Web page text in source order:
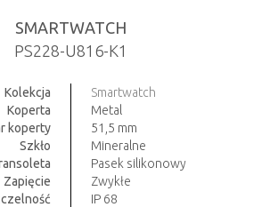
SMARTWATCH
PS228-U816-K1
Kolekcja
Smartwatch
Koperta
Metal
koperty
51,5 mm
Szkło
Mineralne
Pasek silikonowy
Zapięcie
Zwykłe
IP 68